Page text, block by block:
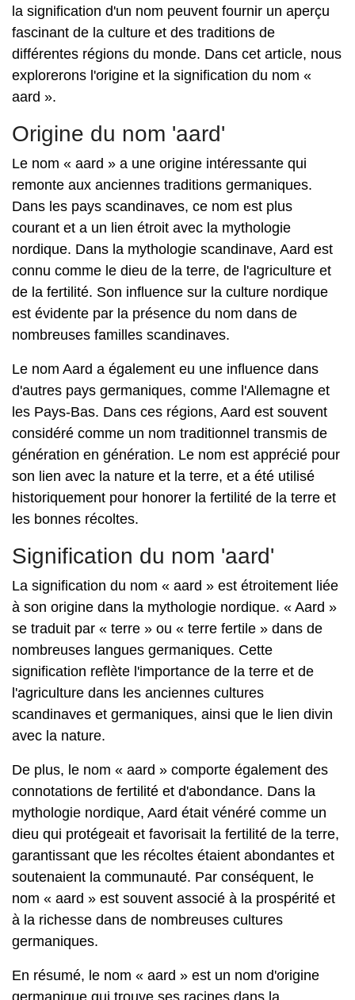
la signification d'un nom peuvent fournir un aperçu
fascinant de la culture et des traditions de
différentes régions du monde. Dans cet article, nous
explorerons l'origine et la signification du nom «
aard ».
Origine du nom 'aard'
Le nom « aard » a une origine intéressante qui
remonte aux anciennes traditions germaniques.
Dans les pays scandinaves, ce nom est plus
courant et a un lien étroit avec la mythologie
nordique. Dans la mythologie scandinave, Aard est
connu comme le dieu de la terre, de l'agriculture et
de la fertilité. Son influence sur la culture nordique
est évidente par la présence du nom dans de
nombreuses familles scandinaves.
Le nom Aard a également eu une influence dans
d'autres pays germaniques, comme l'Allemagne et
les Pays-Bas. Dans ces régions, Aard est souvent
considéré comme un nom traditionnel transmis de
génération en génération. Le nom est apprécié pour
son lien avec la nature et la terre, et a été utilisé
historiquement pour honorer la fertilité de la terre et
les bonnes récoltes.
Signification du nom 'aard'
La signification du nom « aard » est étroitement liée
à son origine dans la mythologie nordique. « Aard »
se traduit par « terre » ou « terre fertile » dans de
nombreuses langues germaniques. Cette
signification reflète l'importance de la terre et de
l'agriculture dans les anciennes cultures
scandinaves et germaniques, ainsi que le lien divin
avec la nature.
De plus, le nom « aard » comporte également des
connotations de fertilité et d'abondance. Dans la
mythologie nordique, Aard était vénéré comme un
dieu qui protégeait et favorisait la fertilité de la terre,
garantissant que les récoltes étaient abondantes et
soutenaient la communauté. Par conséquent, le
nom « aard » est souvent associé à la prospérité et
à la richesse dans de nombreuses cultures
germaniques.
En résumé, le nom « aard » est un nom d'origine
germanique qui trouve ses racines dans la